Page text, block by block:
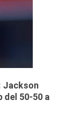
Jackson
del 50-50 a